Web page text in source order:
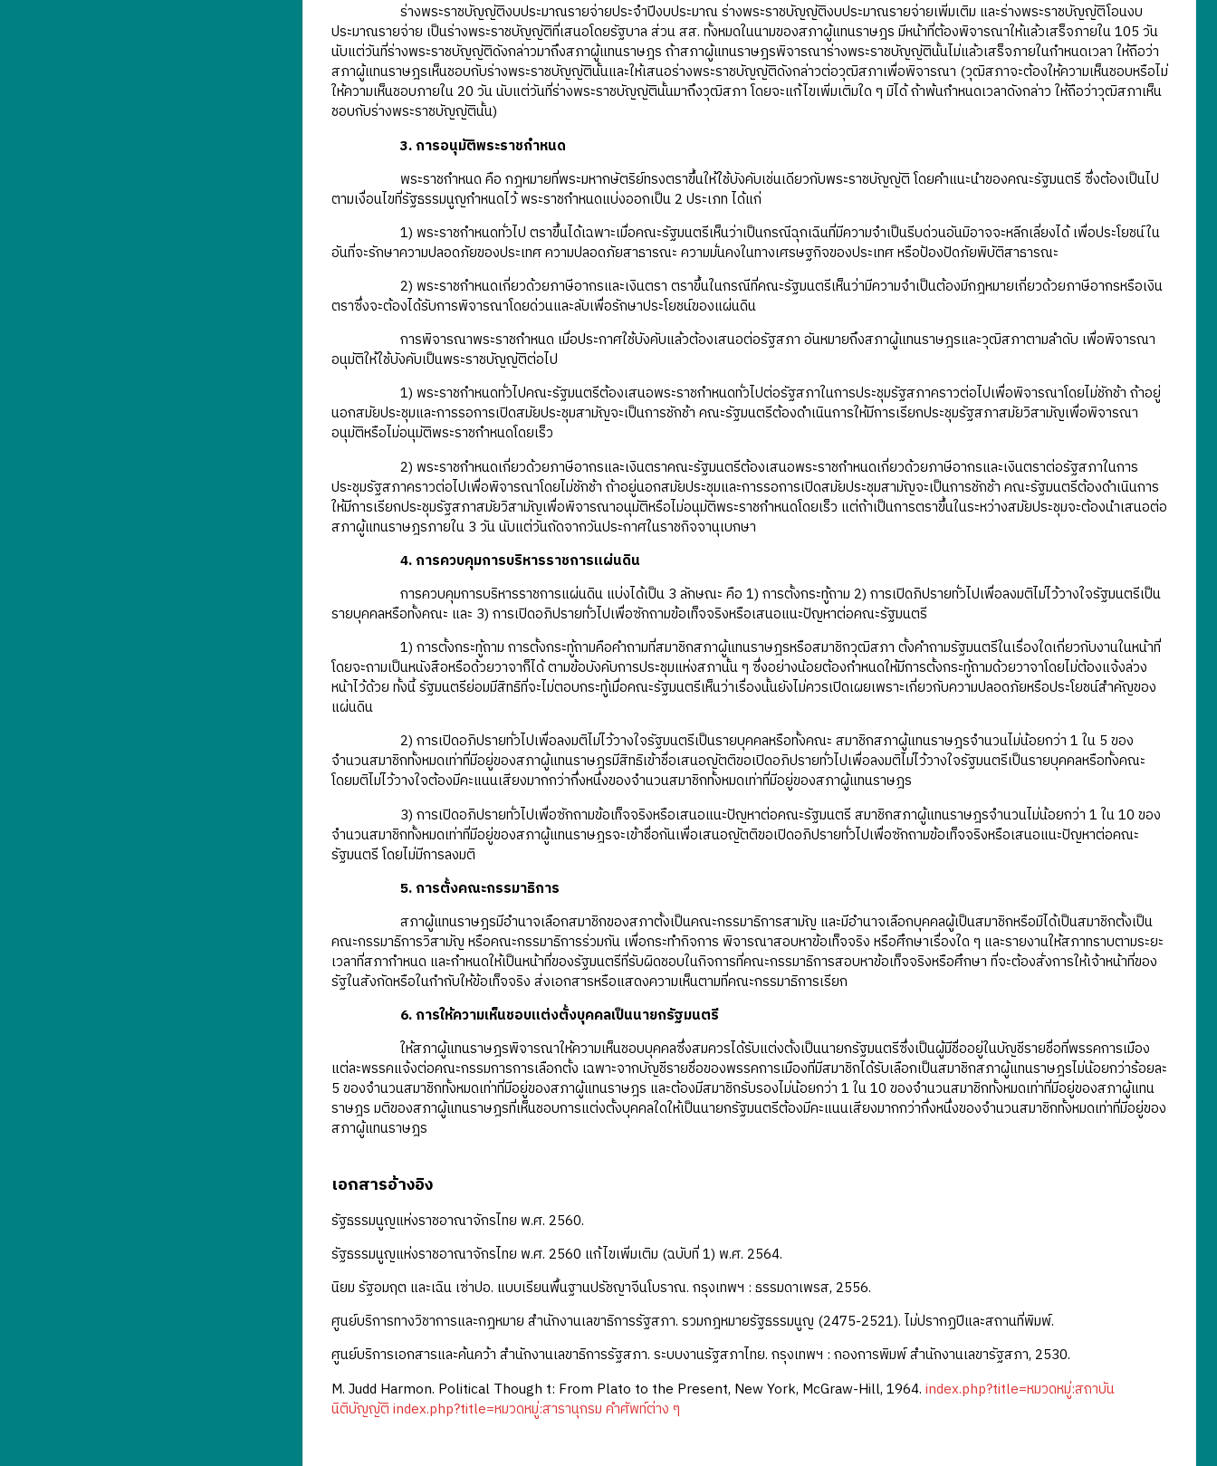
ร่างพระราชบัญญัติงบประมาณรายจ่ายประจำปีงบประมาณ ร่างพระราชบัญญัติงบประมาณรายจ่ายเพิ่มเติม และร่างพระราชบัญญัติโอนงบ
ประมาณรายจ่าย เป็นร่างพระราชบัญญัติที่เสนอโดยรัฐบาล ส่วน สส. ทั้งหมดในนามของสภาผู้แทนราษฎร มีหน้าที่ต้องพิจารณาให้แล้วเสร็จภายใน 105 วัน
นับแต่วันที่ร่างพระราชบัญญัติดังกล่าวมาถึงสภาผู้แทนราษฎร ถ้าสภาผู้แทนราษฎรพิจารณาร่างพระราชบัญญัตินั้นไม่แล้วเสร็จภายในกำหนดเวลา ให้ถือว่า
สภาผู้แทนราษฎรเห็นชอบกับร่างพระราชบัญญัตินั้นและให้เสนอร่างพระราชบัญญัติดังกล่าวต่อวุฒิสภาเพื่อพิจารณา (วุฒิสภาจะต้องให้ความเห็นชอบหรือไม่
ให้ความเห็นชอบภายใน 20 วัน นับแต่วันที่ร่างพระราชบัญญัตินั้นมาถึงวุฒิสภา โดยจะแก้ไขเพิ่มเติมใด ๆ มิได้ ถ้าพ้นกำหนดเวลาดังกล่าว ให้ถือว่าวุฒิสภาเห็น
ชอบกับร่างพระราชบัญญัตินั้น)
3. การอนุมัติพระราชกำหนด
พระราชกำหนด คือ กฎหมายที่พระมหากษัตริย์ทรงตราขึ้นให้ใช้บังคับเช่นเดียวกับพระราชบัญญัติ โดยคำแนะนำของคณะรัฐมนตรี ซึ่งต้องเป็นไป
ตามเงื่อนไขที่รัฐธรรมนูญกำหนดไว้ พระราชกำหนดแบ่งออกเป็น 2 ประเภท ได้แก่
1) พระราชกำหนดทั่วไป ตราขึ้นได้เฉพาะเมื่อคณะรัฐมนตรีเห็นว่าเป็นกรณีฉุกเฉินที่มีความจำเป็นรีบด่วนอันมิอาจจะหลีกเลี่ยงได้ เพื่อประโยชน์ใน
อันที่จะรักษาความปลอดภัยของประเทศ ความปลอดภัยสาธารณะ ความมั่นคงในทางเศรษฐกิจของประเทศ หรือป้องปัดภัยพิบัติสาธารณะ
2) พระราชกำหนดเกี่ยวด้วยภาษีอากรและเงินตรา ตราขึ้นในกรณีที่คณะรัฐมนตรีเห็นว่ามีความจำเป็นต้องมีกฎหมายเกี่ยวด้วยภาษีอากรหรือเงิน
ตราซึ่งจะต้องได้รับการพิจารณาโดยด่วนและลับเพื่อรักษาประโยชน์ของแผ่นดิน
การพิจารณาพระราชกำหนด เมื่อประกาศใช้บังคับแล้วต้องเสนอต่อรัฐสภา อันหมายถึงสภาผู้แทนราษฎรและวุฒิสภาตามลำดับ เพื่อพิจารณา
อนุมัติให้ใช้บังคับเป็นพระราชบัญญัติต่อไป
1) พระราชกำหนดทั่วไปคณะรัฐมนตรีต้องเสนอพระราชกำหนดทั่วไปต่อรัฐสภาในการประชุมรัฐสภาคราวต่อไปเพื่อพิจารณาโดยไม่ชักช้า ถ้าอยู่
นอกสมัยประชุมและการรอการเปิดสมัยประชุมสามัญจะเป็นการชักช้า คณะรัฐมนตรีต้องดำเนินการให้มีการเรียกประชุมรัฐสภาสมัยวิสามัญเพื่อพิจารณา
อนุมัติหรือไม่อนุมัติพระราชกำหนดโดยเร็ว
2) พระราชกำหนดเกี่ยวด้วยภาษีอากรและเงินตราคณะรัฐมนตรีต้องเสนอพระราชกำหนดเกี่ยวด้วยภาษีอากรและเงินตราต่อรัฐสภาในการ
ประชุมรัฐสภาคราวต่อไปเพื่อพิจารณาโดยไม่ชักช้า ถ้าอยู่นอกสมัยประชุมและการรอการเปิดสมัยประชุมสามัญจะเป็นการชักช้า คณะรัฐมนตรีต้องดำเนินการ
ให้มีการเรียกประชุมรัฐสภาสมัยวิสามัญเพื่อพิจารณาอนุมัติหรือไม่อนุมัติพระราชกำหนดโดยเร็ว แต่ถ้าเป็นการตราขึ้นในระหว่างสมัยประชุมจะต้องนำเสนอต่อ
สภาผู้แทนราษฎรภายใน 3 วัน นับแต่วันถัดจากวันประกาศในราชกิจจานุเบกษา
4. การควบคุมการบริหารราชการแผ่นดิน
การควบคุมการบริหารราชการแผ่นดิน แบ่งได้เป็น 3 ลักษณะ คือ 1) การตั้งกระทู้ถาม 2) การเปิดภิปรายทั่วไปเพื่อลงมติไม่ไว้วางใจรัฐมนตรีเป็น
รายบุคคลหรือทั้งคณะ และ 3) การเปิดอภิปรายทั่วไปเพื่อซักถามข้อเท็จจริงหรือเสนอแนะปัญหาต่อคณะรัฐมนตรี
1) การตั้งกระทู้ถาม การตั้งกระทู้ถามคือคำถามที่สมาชิกสภาผู้แทนราษฎรหรือสมาชิกวุฒิสภา ตั้งคำถามรัฐมนตรีในเรื่องใดเกี่ยวกับงานในหน้าที่
โดยจะถามเป็นหนังสือหรือด้วยวาจาก็ได้ ตามข้อบังคับการประชุมแห่งสภานั้น ๆ ซึ่งอย่างน้อยต้องกำหนดให้มีการตั้งกระทู้ถามด้วยวาจาโดยไม่ต้องแจ้งล่วง
หน้าไว้ด้วย ทั้งนี้ รัฐมนตรีย่อมมีสิทธิที่จะไม่ตอบกระทู้เมื่อคณะรัฐมนตรีเห็นว่าเรื่องนั้นยังไม่ควรเปิดเผยเพราะเกี่ยวกับความปลอดภัยหรือประโยชน์สำคัญของ
แผ่นดิน
2) การเปิดอภิปรายทั่วไปเพื่อลงมติไม่ไว้วางใจรัฐมนตรีเป็นรายบุคคลหรือทั้งคณะ สมาชิกสภาผู้แทนราษฎรจำนวนไม่น้อยกว่า 1 ใน 5 ของ
จำนวนสมาชิกทั้งหมดเท่าที่มีอยู่ของสภาผู้แทนราษฎรมีสิทธิเข้าชื่อเสนอญัตติขอเปิดอภิปรายทั่วไปเพื่อลงมติไม่ไว้วางใจรัฐมนตรีเป็นรายบุคคลหรือทั้งคณะ
โดยมติไม่ไว้วางใจต้องมีคะแนนเสียงมากกว่ากึ่งหนึ่งของจำนวนสมาชิกทั้งหมดเท่าที่มีอยู่ของสภาผู้แทนราษฎร
3) การเปิดอภิปรายทั่วไปเพื่อซักถามข้อเท็จจริงหรือเสนอแนะปัญหาต่อคณะรัฐมนตรี สมาชิกสภาผู้แทนราษฎรจำนวนไม่น้อยกว่า 1 ใน 10 ของ
จำนวนสมาชิกทั้งหมดเท่าที่มีอยู่ของสภาผู้แทนราษฎรจะเข้าชื่อกันเพื่อเสนอญัตติขอเปิดอภิปรายทั่วไปเพื่อซักถามข้อเท็จจริงหรือเสนอแนะปัญหาต่อคณะ
รัฐมนตรี โดยไม่มีการลงมติ
5. การตั้งคณะกรรมาธิการ
สภาผู้แทนราษฎรมีอำนาจเลือกสมาชิกของสภาตั้งเป็นคณะกรรมาธิการสามัญ และมีอำนาจเลือกบุคคลผู้เป็นสมาชิกหรือมิได้เป็นสมาชิกตั้งเป็น
คณะกรรมาธิการวิสามัญ หรือคณะกรรมาธิการร่วมกัน เพื่อกระทำกิจการ พิจารณาสอบหาข้อเท็จจริง หรือศึกษาเรื่องใด ๆ และรายงานให้สภาทราบตามระยะ
เวลาที่สภากำหนด และกำหนดให้เป็นหน้าที่ของรัฐมนตรีที่รับผิดชอบในกิจการที่คณะกรรมาธิการสอบหาข้อเท็จจริงหรือศึกษา ที่จะต้องสั่งการให้เจ้าหน้าที่ของ
รัฐในสังกัดหรือในกำกับให้ข้อเท็จจริง ส่งเอกสารหรือแสดงความเห็นตามที่คณะกรรมาธิการเรียก
6. การให้ความเห็นชอบแต่งตั้งบุคคลเป็นนายกรัฐมนตรี
ให้สภาผู้แทนราษฎรพิจารณาให้ความเห็นชอบบุคคลซึ่งสมควรได้รับแต่งตั้งเป็นนายกรัฐมนตรีซึ่งเป็นผู้มีชื่ออยู่ในบัญชีรายชื่อที่พรรคการเมือง
แต่ละพรรคแจ้งต่อคณะกรรมการการเลือกตั้ง เฉพาะจากบัญชีรายชื่อของพรรคการเมืองที่มีสมาชิกได้รับเลือกเป็นสมาชิกสภาผู้แทนราษฎรไม่น้อยกว่าร้อยละ
5 ของจำนวนสมาชิกทั้งหมดเท่าที่มีอยู่ของสภาผู้แทนราษฎร และต้องมีสมาชิกรับรองไม่น้อยกว่า 1 ใน 10 ของจำนวนสมาชิกทั้งหมดเท่าที่มีอยู่ของสภาผู้แทน
ราษฎร มติของสภาผู้แทนราษฎรที่เห็นชอบการแต่งตั้งบุคคลใดให้เป็นนายกรัฐมนตรีต้องมีคะแนนเสียงมากกว่ากึ่งหนึ่งของจำนวนสมาชิกทั้งหมดเท่าที่มีอยู่ของ
สภาผู้แทนราษฎร
เอกสารอ้างอิง
รัฐธรรมนูญแห่งราชอาณาจักรไทย พ.ศ. 2560.
รัฐธรรมนูญแห่งราชอาณาจักรไทย พ.ศ. 2560 แก้ไขเพิ่มเติม (ฉบับที่ 1) พ.ศ. 2564.
นิยม รัฐอมฤต และเฉิน เซ่าปอ. แบบเรียนพื้นฐานปรัชญาจีนโบราณ. กรุงเทพฯ : ธรรมดาเพรส, 2556.
ศูนย์บริการทางวิชาการและกฎหมาย สำนักงานเลขาธิการรัฐสภา. รวมกฎหมายรัฐธรรมนูญ (2475-2521). ไม่ปรากฏปีและสถานที่พิมพ์.
ศูนย์บริการเอกสารและค้นคว้า สำนักงานเลขาธิการรัฐสภา. ระบบงานรัฐสภาไทย. กรุงเทพฯ : กองการพิมพ์ สำนักงานเลขารัฐสภา, 2530.
M. Judd Harmon. Political Though t: From Plato to the Present, New York, McGraw-Hill, 1964. index.php?title=หมวดหมู่:สถาบัน
นิติบัญญัติ index.php?title=หมวดหมู่:สารานุกรม คำศัพท์ต่าง ๆ